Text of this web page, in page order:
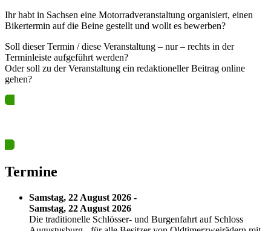
Ihr habt in Sachsen eine Motorradveranstaltung organisiert, einen
Bikertermin auf die Beine gestellt und wollt es bewerben?
Soll dieser Termin / diese Veranstaltung – nur – rechts in der
Terminleiste aufgeführt werden?
Oder soll zu der Veranstaltung ein redaktioneller Beitrag online
gehen?
Termine
Samstag, 22 August 2026 -
Samstag, 22 August 2026
Die traditionelle Schlösser- und Burgenfahrt auf Schloss